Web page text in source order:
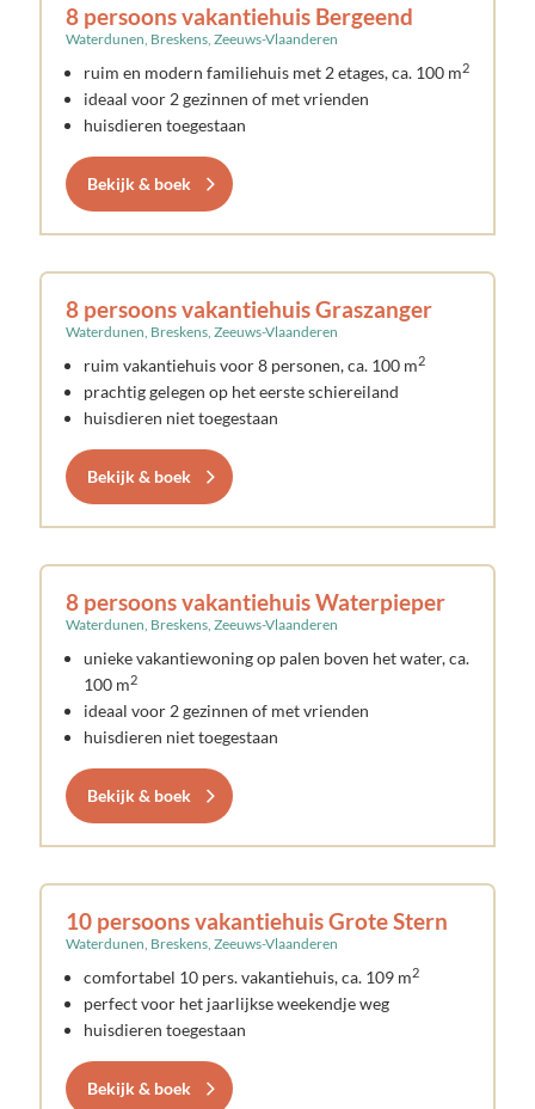
8 persoons vakantiehuis Bergeend
Waterdunen, Breskens, Zeeuws-Vlaanderen
ruim en modern familiehuis met 2 etages, ca. 100 m2
ideaal voor 2 gezinnen of met vrienden
huisdieren toegestaan
Bekijk & boek
8 persoons vakantiehuis Graszanger
Waterdunen, Breskens, Zeeuws-Vlaanderen
ruim vakantiehuis voor 8 personen, ca. 100 m2
prachtig gelegen op het eerste schiereiland
huisdieren niet toegestaan
Bekijk & boek
8 persoons vakantiehuis Waterpieper
Waterdunen, Breskens, Zeeuws-Vlaanderen
unieke vakantiewoning op palen boven het water, ca.
100 m2
ideaal voor 2 gezinnen of met vrienden
huisdieren niet toegestaan
Bekijk & boek
10 persoons vakantiehuis Grote Stern
Waterdunen, Breskens, Zeeuws-Vlaanderen
comfortabel 10 pers. vakantiehuis, ca. 109 m2
perfect voor het jaarlijkse weekendje weg
huisdieren toegestaan
Bekijk & boek